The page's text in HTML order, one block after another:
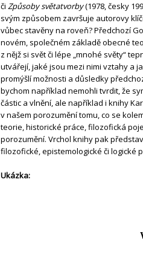
či Způsoby světatvorby(1978, česky
svým způsobem završuje autorovy
vůbec stavěny na roveň? Předchozí
novém, společném základě obecné
z nějž si svět či lépe „mnohé světy“
utvářejí, jaké jsou mezi nimi vztahy a
promýšlí možnosti a důsledky
bychom například nemohli tvrdit, že
částic a vlnění, ale například i knihy
v našem porozumění tomu, co se
teorie, historické práce, filozofická
porozumění. Vrchol knihy pak
filozofické, epistemologické či logické
Ukázka: